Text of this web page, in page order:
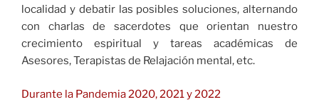
localidad y debatir las posibles soluciones, alternando
con charlas de sacerdotes que orientan nuestro
crecimiento espiritual y tareas académicas de
Asesores, Terapistas de Relajación mental, etc.
Durante la Pandemia 2020, 2021 y 2022